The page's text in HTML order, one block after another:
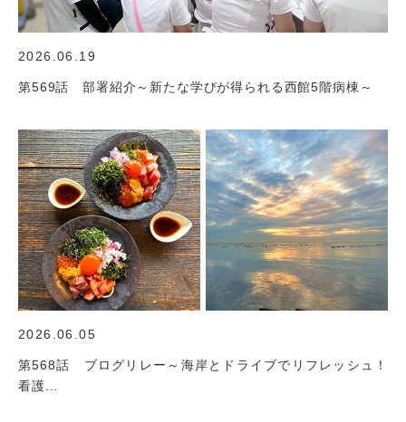
2026.06.19
第569話 部署紹介～新たな学びが得られる西館5階病棟～
2026.06.05
第568話 ブログリレー～海岸とドライブでリフレッシュ！
看護...